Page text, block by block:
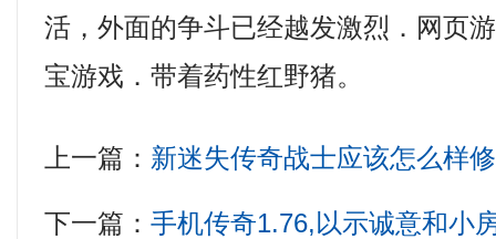
活，外面的争斗已经越发激烈．网页
宝游戏．带着药性红野猪。
上一篇： 新迷失传奇战士应该怎么样
下一篇：手机传奇1.76,以示诚意和小